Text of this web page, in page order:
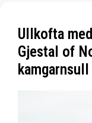
Ullkofta
Gjestal of
kamgarnsull